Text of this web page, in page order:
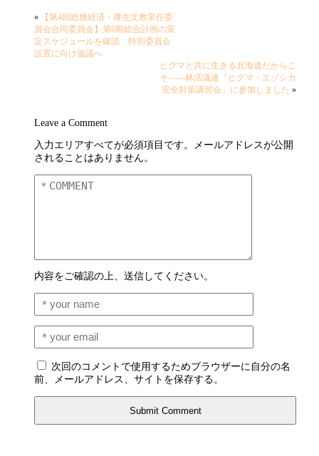
«
【第4回総務経済・厚生文教常任委
員会合同委員会】第6期総合計画の策
定スケジュールを確認 特別委員会
設置に向け協議へ
ヒグマと共に生きる北海道だからこ
そ――林活議連「ヒグマ・エゾシカ
安全対策講習会」に参加しました »
Leave a Comment
入力エリアすべてが必須項目です。メールアドレスが公開
されることはありません。
内容をご確認の上、送信してください。
次回のコメントで使用するためブラウザーに自分の名
前、メールアドレス、サイトを保存する。